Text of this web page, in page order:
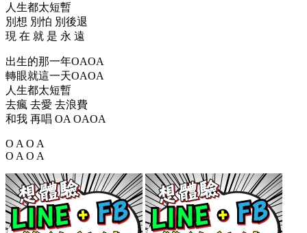
人生都太短暫
別想 別怕 別後退
現 在 就 是 永 遠
出生的那一年OAOA
轉眼就這一天OAOA
人生都太短暫
去瘋 去愛 去浪費
和我 再唱 OA OAOA
O A O A
O A O A